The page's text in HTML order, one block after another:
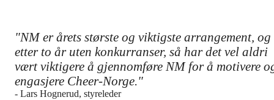
"NM er årets største og viktigste arrangement, og
etter to år uten konkurranser, så har det vel aldri
vært viktigere å gjennomføre NM for å motivere
engasjere Cheer-Norge."
- Lars Hognerud, styreleder